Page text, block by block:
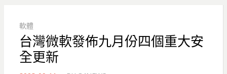
軟體
台灣微軟發佈九月份四個重大安
全更新